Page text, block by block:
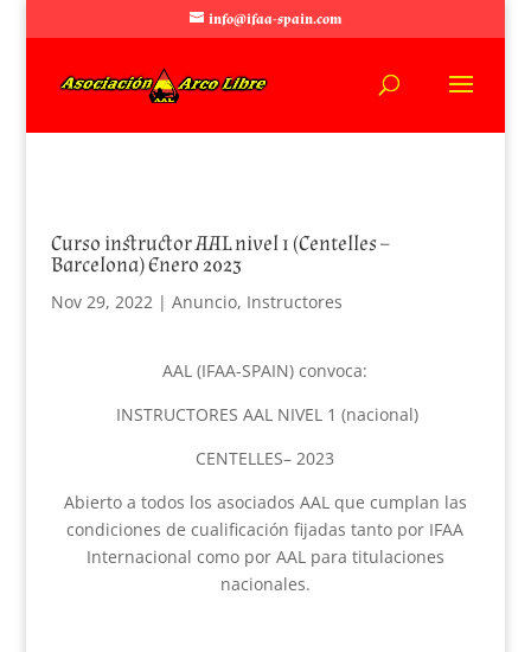
info@ifaa-spain.com
Curso instructor AAL nivel 1 (Centelles –
Barcelona) Enero 2023
Nov 29, 2022| Anuncio, Instructores
AAL (IFAA-SPAIN) convoca:
INSTRUCTORES AAL NIVEL 1 (nacional)
CENTELLES– 2023
Abierto a todos los asociados AAL que cumplan las
condiciones de cualificación fijadas tanto por IFAA
Internacional como por AAL para titulaciones
nacionales.